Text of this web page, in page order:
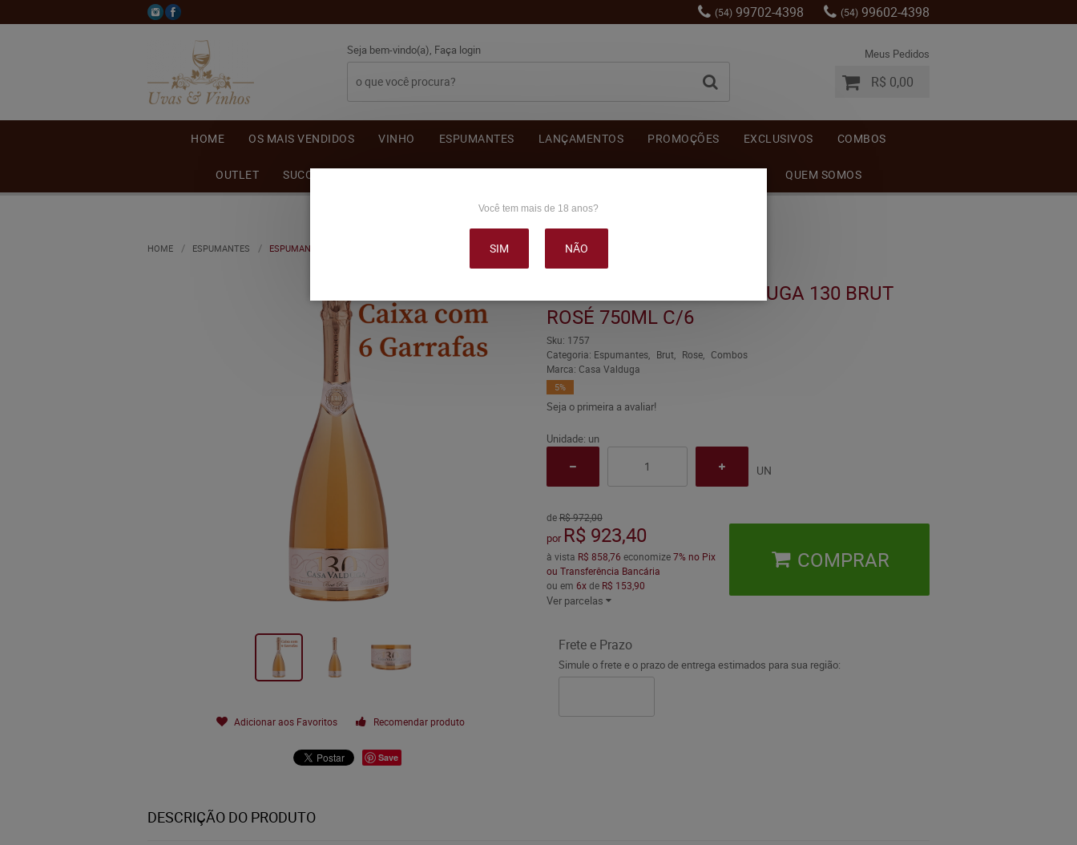
(54) 99702-4398 (54) 99602-4398
Seja bem-vindo(a), Faça login Meus Pedidos
R$ 0,00
HOME OS MAIS VENDIDOS VINHO ESPUMANTES LANÇAMENTOS PROMOÇÕES EXCLUSIVOS COMBOS
OUTLET SUCO DE UVA QUEM SOMOS
HOME ESPUMANTES ESPUMANTE CASA VALDUGA 130 BRUT ROSÉ 750ML C/6
Adicionar aos Favoritos Recomendar produto
Save
ESPUMANTE CASA VALDUGA 130 BRUT
ROSÉ 750ML C/6
Sku: 1757
Categoria: Espumantes Brut Rose
Combos
Marca: Casa Valduga
5%
Seja o primeira a avaliar!
Unidade: un
UN
de R$ 972,00
por R$ 923,40
à vista R$ 858,76 economize7% no Pix
ou Transferência Bancária
ou em 6xde R$ 153,90
Ver parcelas
COMPRAR
Frete e Prazo
Simule o frete e o prazo de entrega estimados para sua região:
DESCRIÇÃO DO PRODUTO
Você tem mais de 18 anos?
SIM NÃO